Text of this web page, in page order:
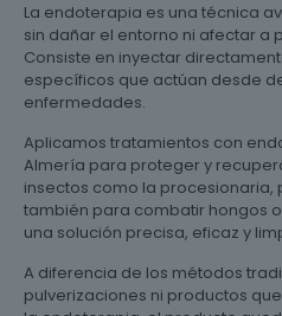
La endoterapia es una técnica
sin dañar el entorno ni afectar a
Consiste en inyectar
específicos que actúan desde
enfermedades.
Aplicamos tratamientos con
Almería para proteger y
insectos como la procesionaria,
también para combatir hongos
una solución precisa, eficaz y
A diferencia de los métodos
pulverizaciones ni productos